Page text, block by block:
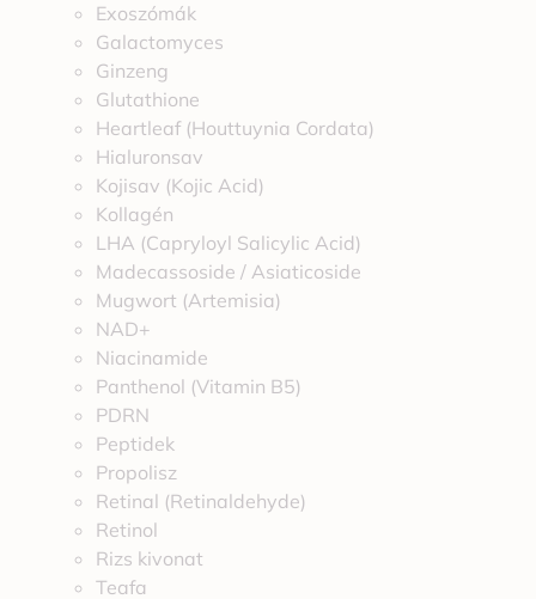
Exoszómák
Galactomyces
Ginzeng
Glutathione
Heartleaf (Houttuynia Cordata)
Hialuronsav
Kojisav (Kojic Acid)
Kollagén
LHA (Capryloyl Salicylic Acid)
Madecassoside / Asiaticoside
Mugwort (Artemisia)
NAD+
Niacinamide
Panthenol (Vitamin B5)
PDRN
Peptidek
Propolisz
Retinal (Retinaldehyde)
Retinol
Rizs kivonat
Teafa